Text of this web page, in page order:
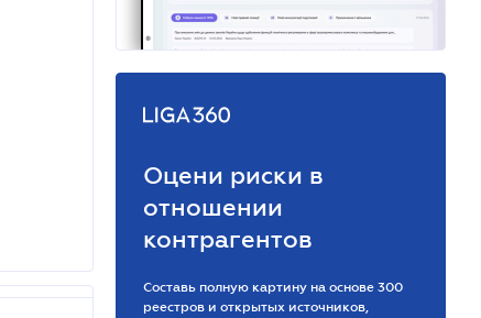
Оцени риски в
отношении
контрагентов
Составь полную картину на основе 300
реестров и открытых источников,